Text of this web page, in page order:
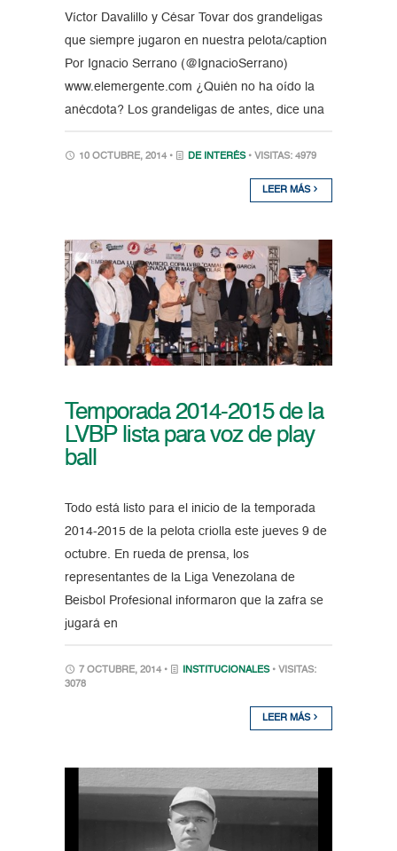
Víctor Davalillo y César Tovar dos grandeligas
que siempre jugaron en nuestra pelota/caption
Por Ignacio Serrano (@IgnacioSerrano)
www.elemergente.com ¿Quién no ha oído la
anécdota? Los grandeligas de antes, dice una
10 OCTUBRE, 2014 • DE INTERÉS • VISITAS: 4979
LEER MÁS
Temporada 2014-2015 de la
LVBP lista para voz de play
ball
Todo está listo para el inicio de la temporada
2014-2015 de la pelota criolla este jueves 9 de
octubre. En rueda de prensa, los
representantes de la Liga Venezolana de
Beisbol Profesional informaron que la zafra se
jugará en
7 OCTUBRE, 2014 • INSTITUCIONALES • VISITAS:
3078
LEER MÁS